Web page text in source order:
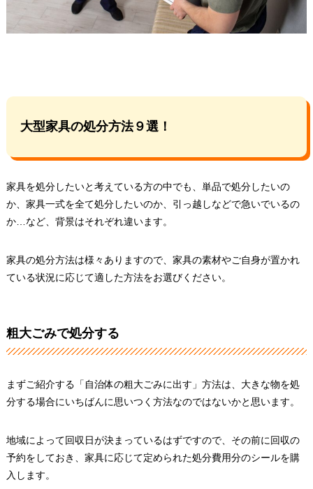
大型家具の処分方法９選！
家具を処分したいと考えている方の中でも、単品で処分したいの
か、家具一式を全て処分したいのか、引っ越しなどで急いでいるの
か…など、背景はそれぞれ違います。
家具の処分方法は様々ありますので、家具の素材やご自身が置かれ
ている状況に応じて適した方法をお選びください。
粗大ごみで処分する
まずご紹介する「自治体の粗大ごみに出す」方法は、大きな物を処
分する場合にいちばんに思いつく方法なのではないかと思います。
地域によって回収日が決まっているはずですので、その前に回収の
予約をしておき、家具に応じて定められた処分費用分のシールを購
入します。